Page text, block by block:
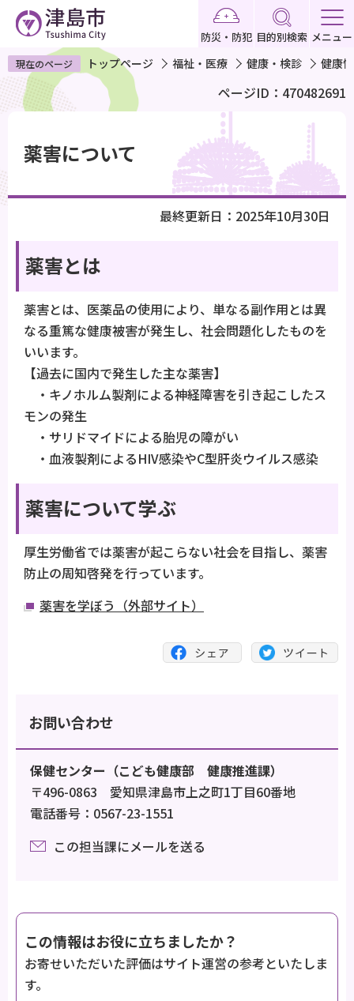
ペ
ー
ジ
で
す
防災・防犯 目的別検索 メニュー
現在のページ トップページ 福祉・医療 健康・検診 健康
ページID：470482691
薬害について
最終更新日：2025年10月30日
薬害とは
薬害とは、医薬品の使用により、単なる副作用とは異
なる重篤な健康被害が発生し、社会問題化したものを
いいます。
【過去に国内で発生した主な薬害】
・キノホルム製剤による神経障害を引き起こしたス
モンの発生
・サリドマイドによる胎児の障がい
・血液製剤によるHIV感染やC型肝炎ウイルス感染
薬害について学ぶ
厚生労働省では薬害が起こらない社会を目指し、薬害
防止の周知啓発を行っています。
薬害を学ぼう（外部サイト）
お問い合わせ
保健センター（こども健康部 健康推進課）
〒496-0863 愛知県津島市上之町1丁目60番地
電話番号：0567-23-1551
この担当課にメールを送る
この情報はお役に立ちましたか？
お寄せいただいた評価はサイト運営の参考といたしま
す。